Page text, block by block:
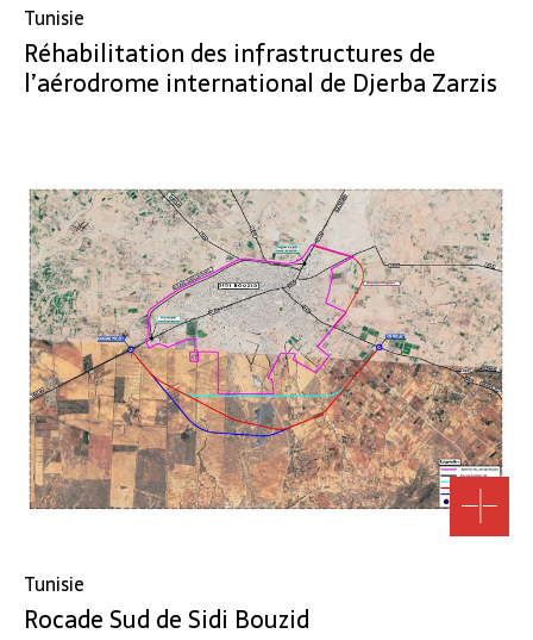
Tunisie
Réhabilitation des infrastructures de
l’aérodrome international de Djerba Zarzis
Tunisie
Rocade Sud de Sidi Bouzid